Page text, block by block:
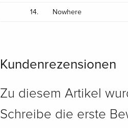
14. Nowhere
Kundenrezensionen
Zu diesem Artikel
Schreibe die erste